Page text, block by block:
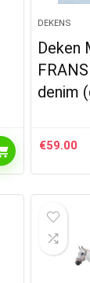
DEKENS
Deken
denim
€59.00